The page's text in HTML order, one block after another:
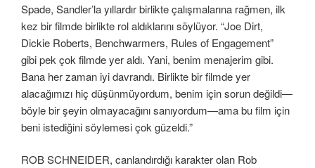
Spade, Sandler’la yıllardır birlikte çalışmalarına rağmen, ilk
kez bir filmde birlikte rol aldıklarını söylüyor. “Joe Dirt,
Dickie Roberts, Benchwarmers, Rules of Engagement”
gibi pek çok filmde yer aldı. Yani, benim menajerim gibi.
Bana her zaman iyi davrandı. Birlikte bir filmde yer
alacağımızı hiç düşünmüyordum, benim için sorun değildi—
böyle bir şeyin olmayacağını sanıyordum—ama bu film için
beni istediğini söylemesi çok güzeldi.”
ROB SCHNEIDER, canlandırdığı karakter olan Rob